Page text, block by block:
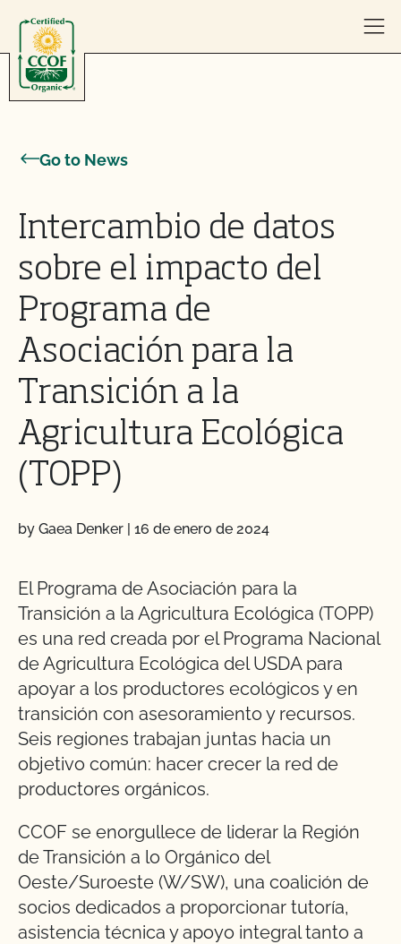
Go to News
Intercambio de datos
sobre el impacto del
Programa de
Asociación para la
Transición a la
Agricultura Ecológica
(TOPP)
by Gaea Denker | 16 de enero de 2024
El Programa de Asociación para la
Transición a la Agricultura Ecológica (TOPP)
es una red creada por el Programa Nacional
de Agricultura Ecológica del USDA para
apoyar a los productores ecológicos y en
transición con asesoramiento y recursos.
Seis regiones trabajan juntas hacia un
objetivo común: hacer crecer la red de
productores orgánicos.
CCOF se enorgullece de liderar la Región
de Transición a lo Orgánico del
Oeste/Suroeste (W/SW), una coalición de
socios dedicados a proporcionar tutoría,
asistencia técnica y apoyo integral tanto a